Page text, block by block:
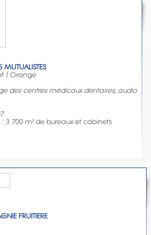
MUTUALISTES
/ Orange
des centres médicaux dentaires, audio
3 700 m² de bureaux et cabinets
FRUITIERE